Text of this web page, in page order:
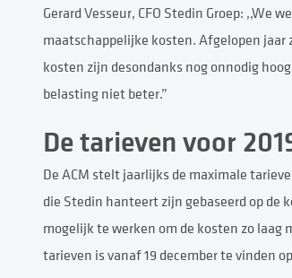
Gerard Vesseur, CFO Stedin Groep:
maatschappelijke kosten. Afgelopen jaar
kosten zijn desondanks nog onnodig hoog
belasting niet beter.”
De tarieven voor
De ACM stelt jaarlijks de maximale
die Stedin hanteert zijn gebaseerd op de
mogelijk te werken om de kosten zo
tarieven is vanaf 19 december te vinden